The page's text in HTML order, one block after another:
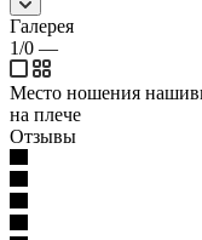
Галерея
1/0 —
Место ношения
на плече
Отзывы